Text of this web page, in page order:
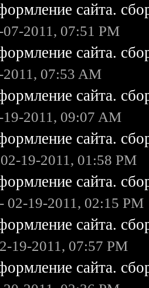
сайта.
07-2011, 07:51 PM
сайта.
2011, 07:53 AM
сайта.
19-2011, 09:07 AM
сайта.
19-2011, 01:58 PM
сайта.
- 02-19-2011, 02:15 PM
сайта.
19-2011, 07:57 PM
сайта.